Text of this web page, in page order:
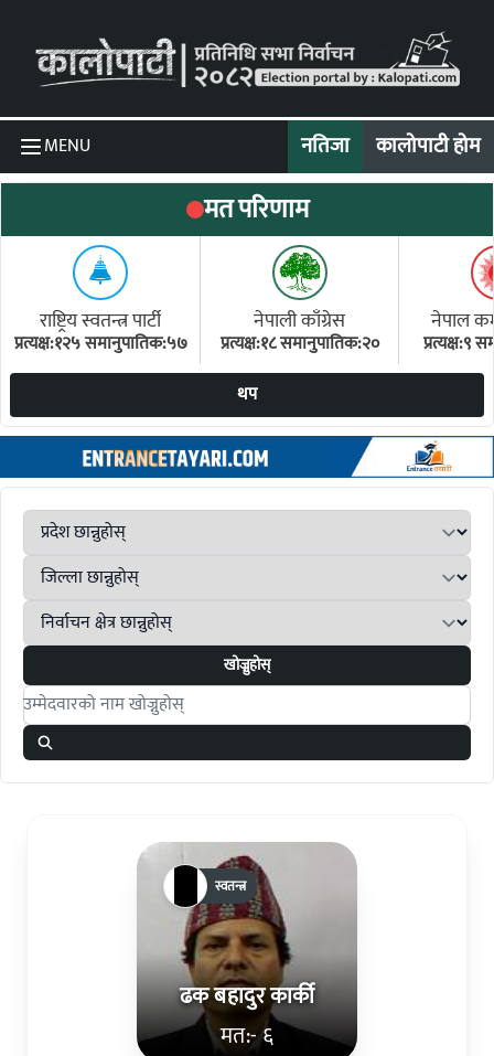
MENU नतिजा कालोपाटी होम
मत परिणाम
राष्ट्रिय स्वतन्त्र पार्टी
प्रत्यक्ष:१२५ समानुपातिक:५७
नेपाली काँग्रेस
प्रत्यक्ष:१८ समानुपातिक:२०
नेपाल
प्रत्यक्ष:९
थप
खोज्नुहोस्
Search candidates
ढक बहादुर कार्की
मत:- ६
स्वतन्त्र